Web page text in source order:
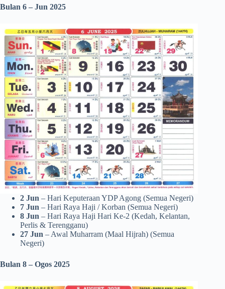
Bulan 6 – Jun 2025
2 Jun – Hari Keputeraan YDP Agong (Semua Negeri)
7 Jun – Hari Raya Haji / Korban (Semua Negeri)
8 Jun – Hari Raya Haji Hari Ke-2 (Kedah, Kelantan,
Perlis & Terengganu)
27 Jun – Awal Muharram (Maal Hijrah) (Semua
Negeri)
Bulan 8 – Ogos 2025